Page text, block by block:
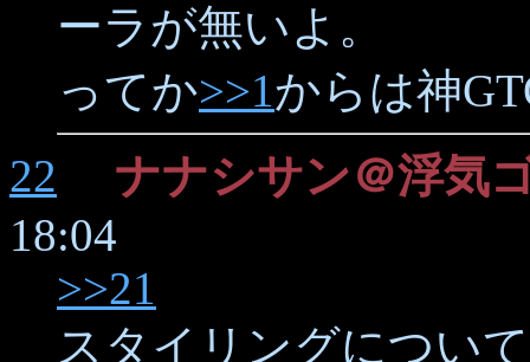
ーラが無いよ。
ってか>>1からは神
22
ナナシサン＠浮気
18:04
>>21
スタイリングについ